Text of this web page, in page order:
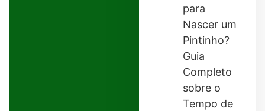
para
Nascer um
Pintinho?
Guia
Completo
sobre o
Tempo de